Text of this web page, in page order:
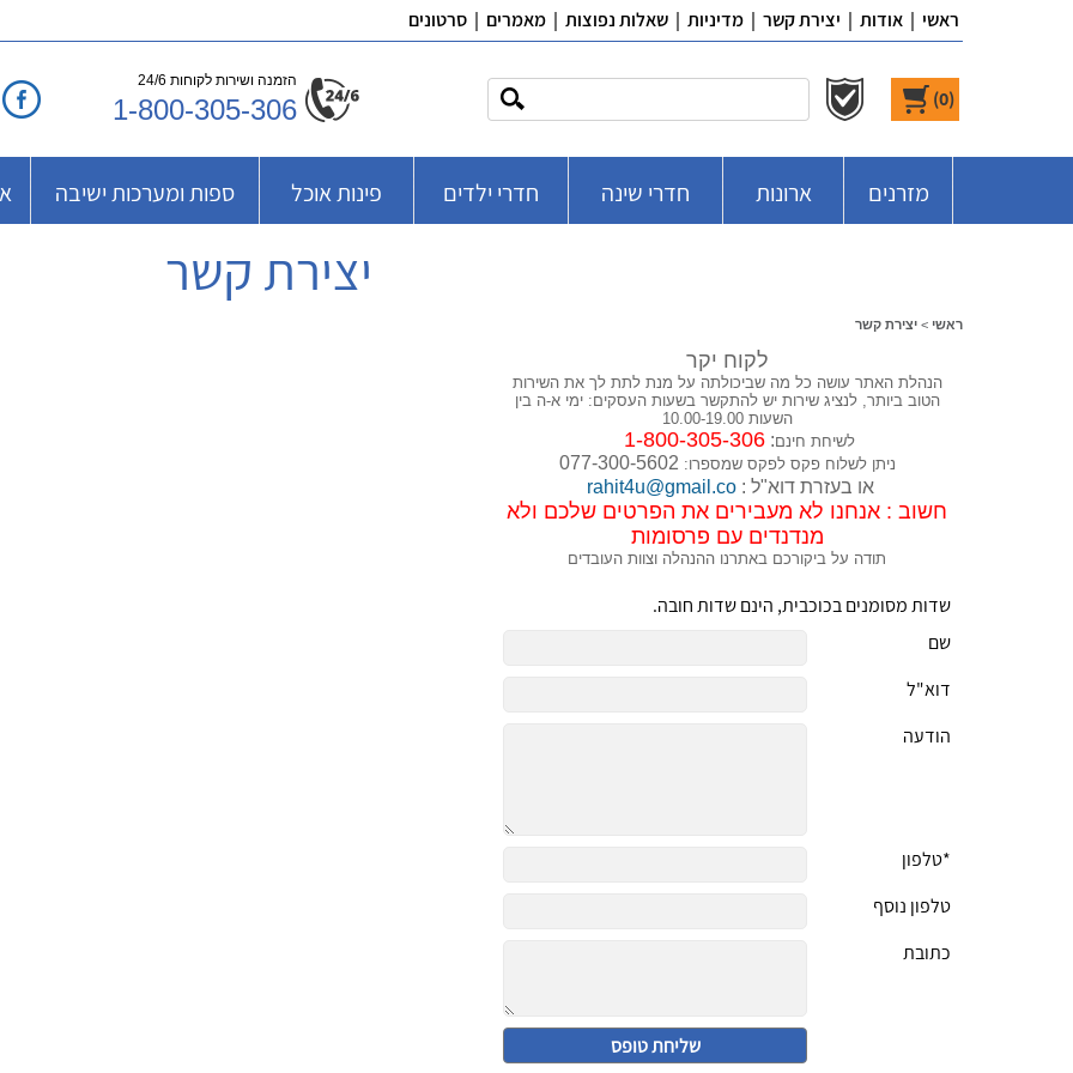
ראשי | אודות | יצירת קשר | מדיניות | שאלות נפוצות | מאמרים | סרטונים
(
0
)
הזמנה ושירות לקוחות 24/6
1-800-305-306
מזרנים ארונות חדרי שינה חדרי ילדים פינות אוכל ספות ומערכות ישיבה
יצירת קשר
ראשי > יצירת קשר
לקוח יקר
הנהלת האתר עושה כל מה שביכולתה על מנת לתת לך את השירות
הטוב ביותר, לנציג שירות יש להתקשר בשעות העסקים: ימי א-ה בין
השעות 10.00-19.00
לשיחת חינם:
1-800-305-306
ניתן לשלוח פקס לפקס שמספרו: 077-300-5602
או בעזרת דוא"ל : rahit4u@gmail.co
חשוב : אנחנו לא מעבירים את הפרטים שלכם ולא
מנדנדים עם פרסומות
תודה על ביקורכם באתרנו ההנהלה וצוות העובדים
שדות מסומנים בכוכבית, הינם שדות חובה.
שם
דוא"ל
הודעה
*טלפון
טלפון נוסף
כתובת